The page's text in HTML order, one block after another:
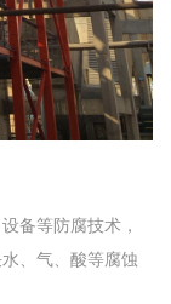
备等防腐技术，
、气、酸等腐蚀